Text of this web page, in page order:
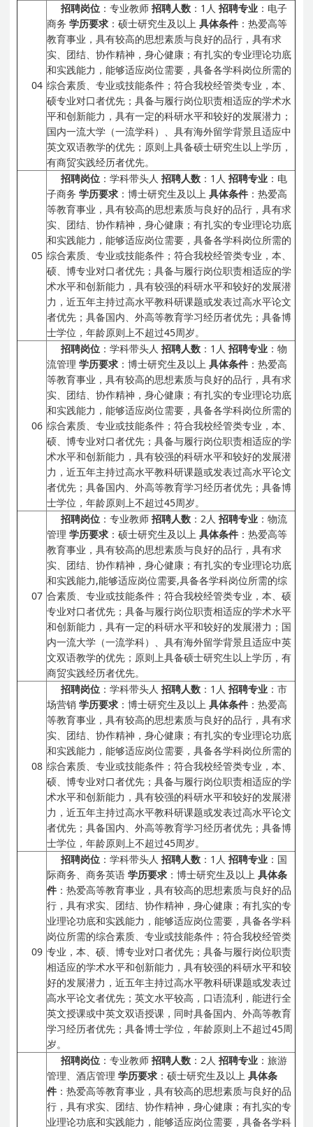
04
招聘岗位 ：专业教师 招聘人数 ：1人 招聘专业 ：电子
商务 学历要求 ：硕士研究生及以上 具体条件 ：热爱高等
教育事业，具有较高的思想素质与良好的品行，具有求
实、团结、协作精神，身心健康；有扎实的专业理论功底
和实践能力，能够适应岗位需要，具备各学科岗位所需的
综合素质、专业或技能条件；符合我校经管类专业，本、
硕专业对口者优先；具备与履行岗位职责相适应的学术水
平和创新能力，具有一定的科研水平和较好的发展潜力；
国内一流大学（一流学科）、具有海外留学背景且适应中
英文双语教学的优先；原则上具备硕士研究生以上学历，
有商贸实践经历者优先。
05
招聘岗位 ：学科带头人 招聘人数 ：1人 招聘专业 ：电
子商务 学历要求 ：博士研究生及以上 具体条件 ：热爱高
等教育事业，具有较高的思想素质与良好的品行，具有求
实、团结、协作精神，身心健康；有扎实的专业理论功底
和实践能力，能够适应岗位需要，具备各学科岗位所需的
综合素质、专业或技能条件；符合我校经管类专业，本、
硕、博专业对口者优先；具备与履行岗位职责相适应的学
术水平和创新能力，具有较强的科研水平和较好的发展潜
力，近五年主持过高水平教科研课题或发表过高水平论文
者优先；具备国内、外高等教育学习经历者优先；具备博
士学位，年龄原则上不超过45周岁。
06
招聘岗位 ：学科带头人 招聘人数 ：1人 招聘专业 ：物
流管理 学历要求 ：博士研究生及以上 具体条件 ：热爱高
等教育事业，具有较高的思想素质与良好的品行，具有求
实、团结、协作精神，身心健康；有扎实的专业理论功底
和实践能力，能够适应岗位需要，具备各学科岗位所需的
综合素质、专业或技能条件；符合我校经管类专业，本、
硕、博专业对口者优先；具备与履行岗位职责相适应的学
术水平和创新能力，具有较强的科研水平和较好的发展潜
力，近五年主持过高水平教科研课题或发表过高水平论文
者优先；具备国内、外高等教育学习经历者优先；具备博
士学位，年龄原则上不超过45周岁。
07
招聘岗位 ：专业教师 招聘人数 ：2人 招聘专业 ：物流
管理 学历要求 ：硕士研究生及以上 具体条件 ：热爱高等
教育事业，具有较高的思想素质与良好的品行，具有求
实、团结、协作精神，身心健康；有扎实的专业理论功底
和实践能力,能够适应岗位需要,具备各学科岗位所需的综
合素质、专业或技能条件；符合我校经管类专业，本、硕
专业对口者优先；具备与履行岗位职责相适应的学术水平
和创新能力，具有一定的科研水平和较好的发展潜力；国
内一流大学（一流学科）、具有海外留学背景且适应中英
文双语教学的优先；原则上具备硕士研究生以上学历，有
商贸实践经历者优先。
08
招聘岗位 ：学科带头人 招聘人数 ：1人 招聘专业 ：市
场营销 学历要求 ：博士研究生及以上 具体条件 ：热爱高
等教育事业，具有较高的思想素质与良好的品行，具有求
实、团结、协作精神，身心健康；有扎实的专业理论功底
和实践能力，能够适应岗位需要，具备各学科岗位所需的
综合素质、专业或技能条件；符合我校经管类专业，本、
硕、博专业对口者优先；具备与履行岗位职责相适应的学
术水平和创新能力，具有较强的科研水平和较好的发展潜
力，近五年主持过高水平教科研课题或发表过高水平论文
者优先；具备国内、外高等教育学习经历者优先；具备博
士学位，年龄原则上不超过45周岁。
09
招聘岗位 ：学科带头人 招聘人数 ：1人 招聘专业 ：国
际商务、商务英语 学历要求 ：博士研究生及以上 具体条
件 ：热爱高等教育事业，具有较高的思想素质与良好的品
行，具有求实、团结、协作精神，身心健康；有扎实的专
业理论功底和实践能力，能够适应岗位需要，具备各学科
岗位所需的综合素质、专业或技能条件；符合我校经管类
专业，本、硕、博专业对口者优先；具备与履行岗位职责
相适应的学术水平和创新能力，具有较强的科研水平和较
好的发展潜力，近五年主持过高水平教科研课题或发表过
高水平论文者优先；英文水平较高，口语流利，能进行全
英文授课或中英文双语授课，同时具备国内、外高等教育
学习经历者优先；具备博士学位，年龄原则上不超过45周
岁。
招聘岗位 ：专业教师 招聘人数 ：2人 招聘专业 ：旅游
管理、酒店管理 学历要求 ：硕士研究生及以上 具体条
件 ：热爱高等教育事业，具有较高的思想素质与良好的品
行，具有求实、团结、协作精神，身心健康；有扎实的专
业理论功底和实践能力，能够适应岗位需要，具备各学科